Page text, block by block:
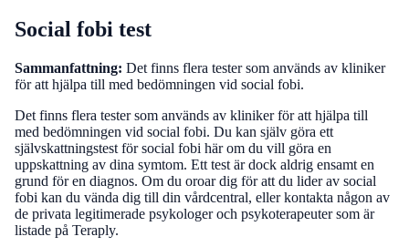
Social fobi test
Sammanfattning: Det finns flera tester som används av kliniker
för att hjälpa till med bedömningen vid social fobi.
Det finns flera tester som används av kliniker för att hjälpa till
med bedömningen vid social fobi. Du kan själv göra ett
självskattningstest för social fobi här om du vill göra en
uppskattning av dina symtom. Ett test är dock aldrig ensamt en
grund för en diagnos. Om du oroar dig för att du lider av social
fobi kan du vända dig till din vårdcentral, eller kontakta någon av
de privata legitimerade psykologer och psykoterapeuter som är
listade på Teraply.